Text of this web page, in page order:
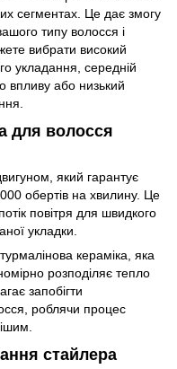
сегментах. Це дає змогу
типу волосся і
вибрати високий
укладання, середній
впливу або низький
для волосся
який гарантує
обертів на хвилину. Це
повітря для швидкого
укладки.
кераміка, яка
розподіляє тепло
запобігти
роблячи процес
стайлера